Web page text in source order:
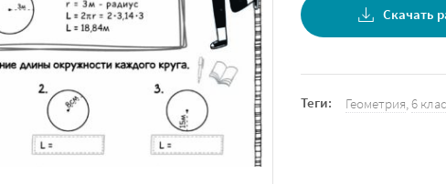
Скачать
Теги: Геометрия,6